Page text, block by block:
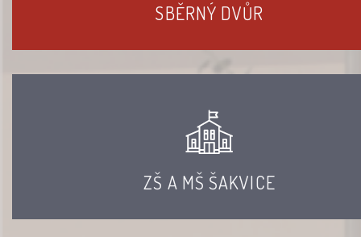
SBĚRNÝ DVŮR
ZŠ A MŠ ŠAKVICE